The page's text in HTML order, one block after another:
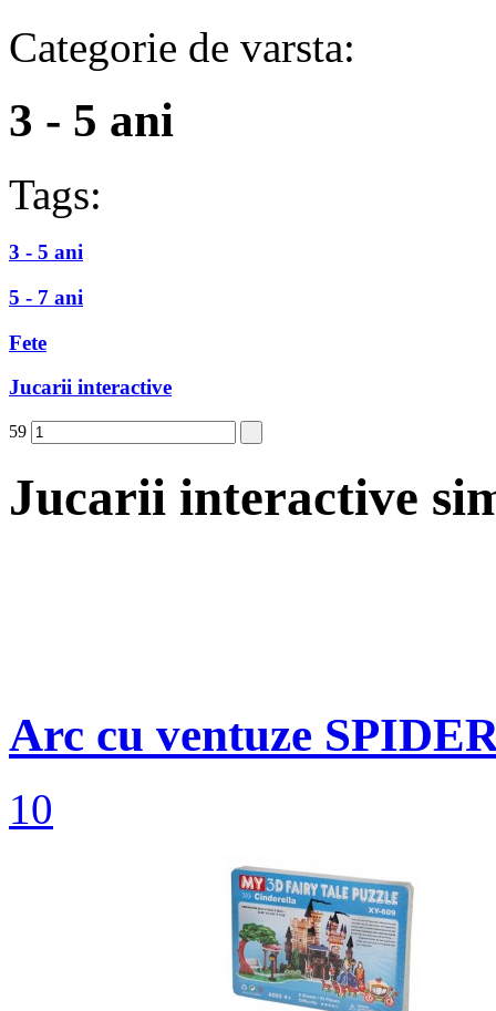
Categorie de varsta:
3 - 5 ani
Tags:
3 - 5 ani
5 - 7 ani
Fete
Jucarii interactive
59
Jucarii interactive
Arc cu ventuze
10